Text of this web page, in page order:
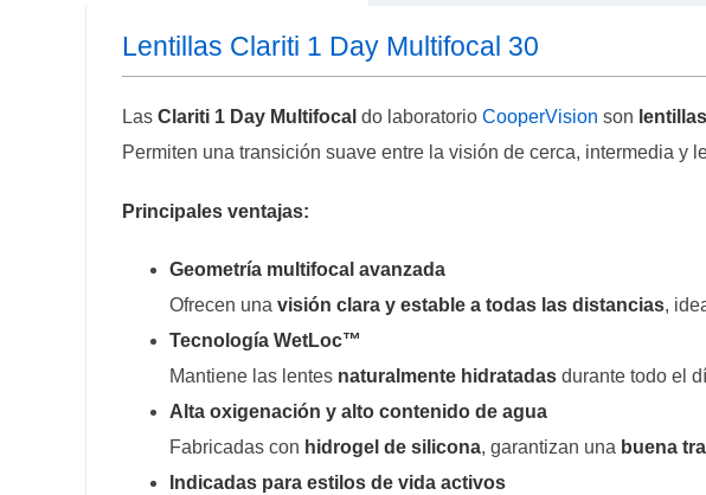
Lentillas Clariti 1 Day Multifocal 30
Las Clariti 1 Day Multifocal do laboratorio CooperVision son
Permiten una transición suave entre la visión de cerca, intermedia
Principales ventajas:
Geometría multifocal avanzada
Ofrecen una visión clara y estable a todas las distancias,
Tecnología WetLoc™
Mantiene las lentes naturalmente hidratadas durante todo el
Alta oxigenación y alto contenido de agua
Fabricadas con hidrogel de silicona, garantizan una buena
Indicadas para estilos de vida activos